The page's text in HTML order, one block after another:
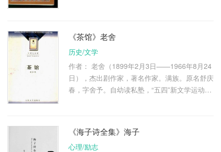
《茶馆》老舍
历史/文学
作者： 老舍（1899年2月3日——1966年8月24
日），杰出剧作家，著名作家。满族。原名舒庆
春，字舍予。自幼读私塾，“五四”新文学运动兴
《海子诗全集》海子
心理/励志